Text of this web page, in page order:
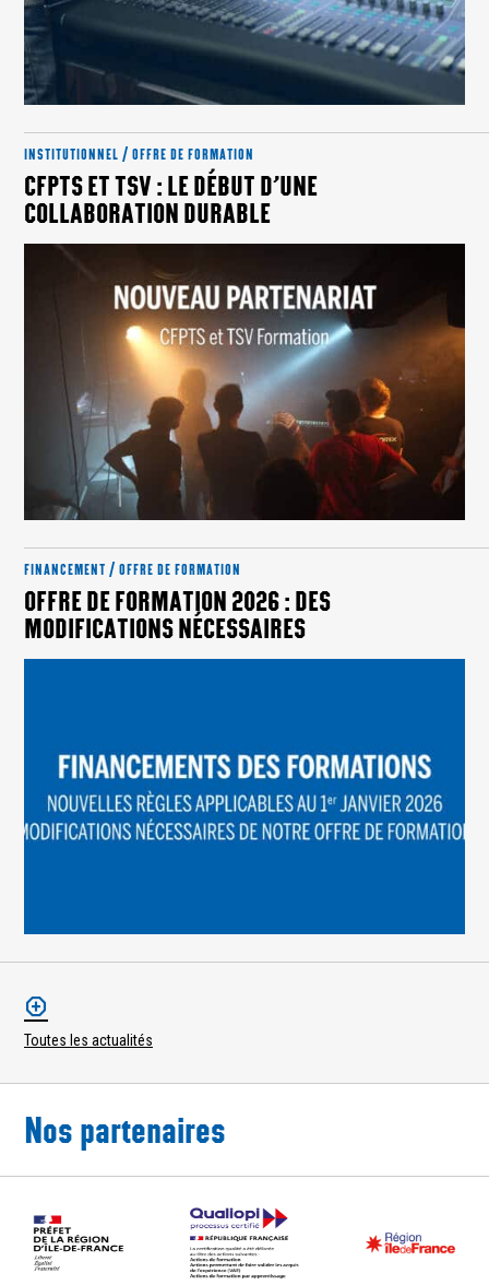
Toutes les actualités
INSTITUTIONNEL / OFFRE DE FORMATION
CFPTS ET TSV : LE DÉBUT D’UNE
COLLABORATION DURABLE
FINANCEMENT / OFFRE DE FORMATION
OFFRE DE FORMATION 2026 : DES
MODIFICATIONS NÉCESSAIRES
Nos partenaires